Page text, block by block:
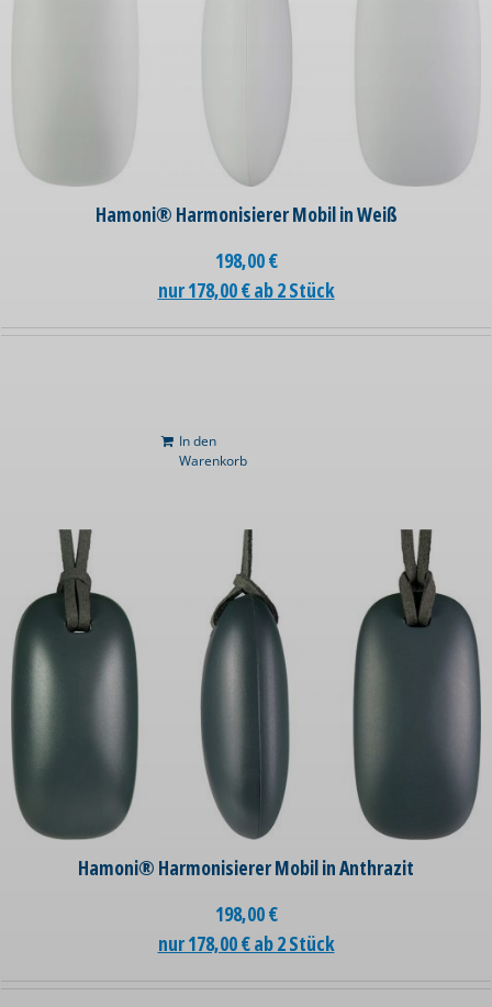
Hamoni® Harmonisierer Mobil in Weiß
198,00€
nur 178,00 € ab 2 Stück
In den
Warenkorb
Hamoni® Harmonisierer Mobil in Anthrazit
198,00€
nur 178,00 € ab 2 Stück